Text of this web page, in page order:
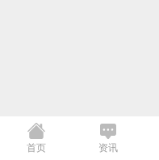
首页 资讯